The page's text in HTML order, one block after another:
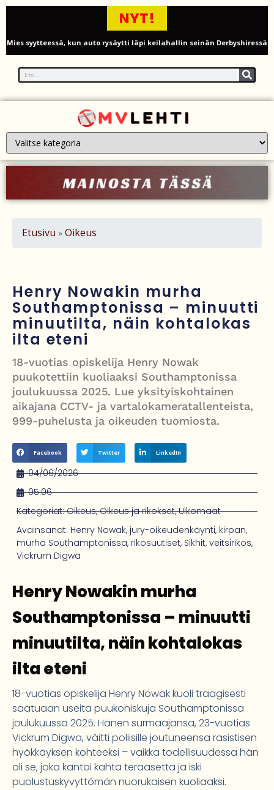
NYT!
Mies syytteessä, kun auto rysäytti läpi keilahallin seinän Derbyshiressä
New Yorkin NBA-mestaruusjuhlat riistäytyivät käsistä – teini ammuttiin
ja busseja sytytettiin tuleen Manhattanilla
Kimi ja Minttu Räikkönen juhlivat 10-vuotishääpäiväänsä – näin F1-
Nigel Farage vaatii ulkomaalaisten sulkemista pois sosiaalisesta
Justin Trudeau puolustautuu kritiikiltä – valitsi Katy Perryn
Turistijuna kaatui Cártaman tapasjuhlilla – 17 loukkaantui Espanjassa
Työläistaustainen kansanedustaja avaa 30-vuotisen taistelunsa
PT Vatanen antoi porttikiellon Juhana Tegelbergille – tiukka
välienselvittely PTV Gymillä tallentui videolle
Etusivu » Oikeus
Henry Nowakin murha
Southamptonissa – minuutti
minuutilta, näin kohtalokas
ilta eteni
18-vuotias opiskelija Henry Nowak
puukotettiin kuoliaaksi Southamptonissa
joulukuussa 2025. Lue yksityiskohtainen
aikajana CCTV- ja vartalokameratallenteista,
999-puhelusta ja oikeuden tuomiosta.
Facebook Twitter LinkedIn
04/06/2026
05:06
Kategoriat: Oikeus,Oikeus ja rikokset,Ulkomaat
Avainsanat: Henry Nowak, jury-oikeudenkäynti, kirpan,
murha Southamptonissa, rikosuutiset, Sikhit, veitsirikos,
Vickrum Digwa
Henry Nowakin murha
Southamptonissa – minuutti
minuutilta, näin kohtalokas
ilta eteni
18-vuotias opiskelija Henry Nowak kuoli traagisesti
saatuaan useita puukoniskuja Southamptonissa
joulukuussa 2025. Hänen surmaajansa, 23-vuotias
Vickrum Digwa, väitti poliisille joutuneensa rasistisen
hyökkäyksen kohteeksi – vaikka todellisuudessa hän
oli se, joka kantoi kahta teräasetta ja iski
puolustuskyvyttömän nuorukaisen kuoliaaksi.